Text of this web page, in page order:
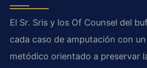
El Sr. Sris y los Of Counsel del
cada caso de amputación con
metódico orientado a preservar